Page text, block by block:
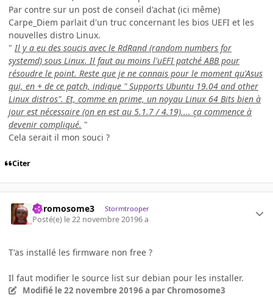
Par contre sur un post de conseil d'achat (ici même)
Carpe_Diem parlait d'un truc concernant les bios UEFI et les
nouvelles distro Linux.
"Il y a eu des soucis avec le RdRand (random numbers for
systemd) sous Linux. Il faut au moins l'uEFI patché ABB pour
résoudre le point. Reste que je ne connais pour le moment qu'Asus
qui, en + de ce patch, indique " Supports Ubuntu 19.04 and other
Linux distros". Et, comme en prime, un noyau Linux 64 Bits bien à
jour est nécessaire (on en est au 5.1.7 / 4.19).... ça commence à
devenir compliqué. "
Cela serait il mon souci ?
Citer
Chromosome3 Stormtrooper
Posté(e) le 22 novembre 20196 a
T'as installé les firmware non free ?
Il faut modifier le source list sur debian pour les installer.
Modifié le 22 novembre 20196 a par Chromosome3